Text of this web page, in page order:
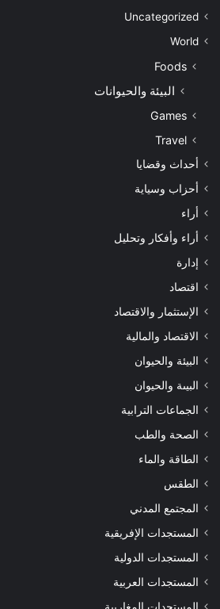
Uncategorized
World
Foods
البيئة والحيوانات
Games
Travel
أحداث وقضايا
أحزاب وسياية
أراء
أراء وأفكار وتحليل
إدارة
اقتصاد
الإستثمار والاقتصاد
الاقتصاد والمالية
البيئة والحيوان
البيىة والحيوان
الجماعات الترابية
الصحة والطب
الطاقة والماء
الطقس
المجتمع المدني
المستجدات الإفريقية
المستجدات الدولية
المستجدات العربية